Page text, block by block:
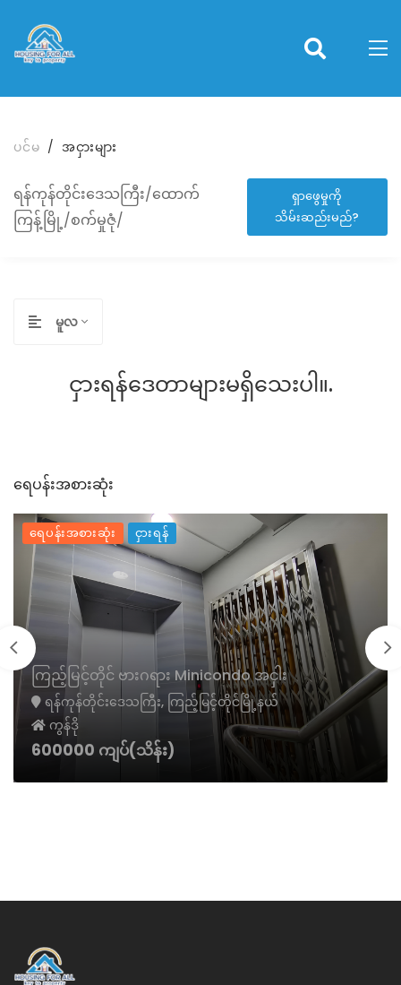
ပင်မ အငှားများ
ရန်ကုန်တိုင်းဒေသကြီး/ထောက်
ကြန့်မြို့/စက်မှုဇုံ/
ရှာဖွေမှုကို
သိမ်းဆည်းမည်?
မူလ
ငှားရန်ဒေတာများမရှိသေးပါ။.
ရေပန်းအစားဆုံး
ရေပန်းအစားဆုံး ငှားရန်
ကြည့်မြင့်တိုင် ဗားဂရား Minicondo အငှါး
ရန်ကုန်တိုင်းဒေသကြီး, ကြည့်မြင့်တိုင်မြို့နယ်
ကွန်ဒို
600000 ကျပ်(သိန်း)